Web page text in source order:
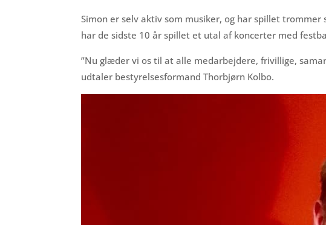
Simon er selv aktiv som musiker, og har spillet trommer
har de sidste 10 år spillet et utal af koncerter med
”Nu glæder vi os til at alle medarbejdere, frivillige,
udtaler bestyrelsesformand Thorbjørn Kolbo.